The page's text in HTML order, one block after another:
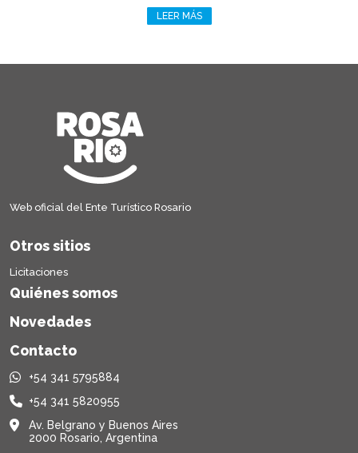
LEER MÁS
Web oficial del Ente Turístico Rosario
Otros sitios
Licitaciones
Quiénes somos
Novedades
Contacto
+54 341 5795884
+54 341 5820955
Av. Belgrano y Buenos Aires
2000 Rosario, Argentina